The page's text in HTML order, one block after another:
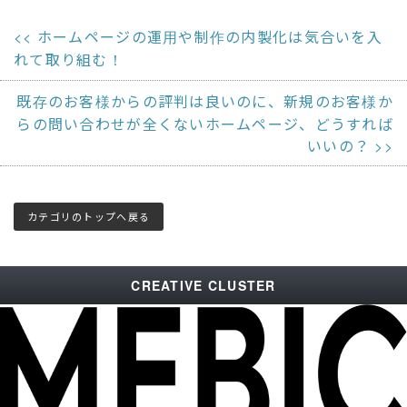
ホームページの運用や制作の内製化は気合いを入
れて取り組む！
既存のお客様からの評判は良いのに、新規のお客様か
らの問い合わせが全くないホームページ、どうすれば
いいの？
カテゴリのトップへ戻る
CREATIVE CLUSTER